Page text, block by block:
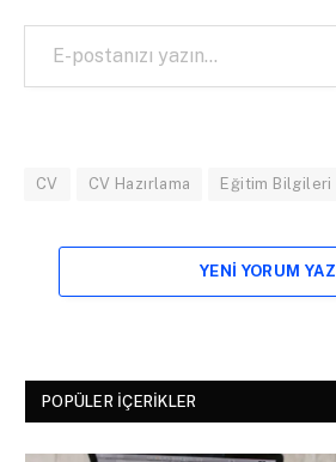
E-postanızı yazın…
CV CV Hazırlama Eğitim Bilgileri
YENI YORUM YAZ
POPÜLER İÇERIKLER